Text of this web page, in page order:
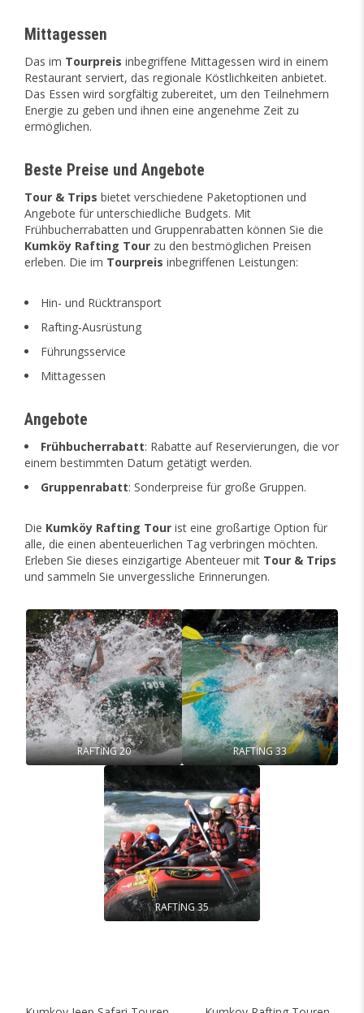
Mittagessen
Das im Tourpreis inbegriffene Mittagessen wird in einem
Restaurant serviert, das regionale Köstlichkeiten anbietet.
Das Essen wird sorgfältig zubereitet, um den Teilnehmern
Energie zu geben und ihnen eine angenehme Zeit zu
ermöglichen.
Beste Preise und Angebote
Tour & Trips bietet verschiedene Paketoptionen und
Angebote für unterschiedliche Budgets. Mit
Frühbucherrabatten und Gruppenrabatten können Sie die
Kumköy Rafting Tour zu den bestmöglichen Preisen
erleben. Die im Tourpreis inbegriffenen Leistungen:
Hin- und Rücktransport
Rafting-Ausrüstung
Führungsservice
Mittagessen
Angebote
Frühbucherrabatt: Rabatte auf Reservierungen, die vor
einem bestimmten Datum getätigt werden.
Gruppenrabatt: Sonderpreise für große Gruppen.
Die Kumköy Rafting Tour ist eine großartige Option für
alle, die einen abenteuerlichen Tag verbringen möchten.
Erleben Sie dieses einzigartige Abenteuer mit Tour & Trips
und sammeln Sie unvergessliche Erinnerungen.
RAFTİNG 20 RAFTİNG 33
RAFTİNG 35